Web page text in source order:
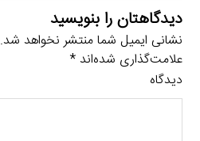
دیدگاهتان را بنویسید
نشانی ایمیل شما منتشر نخواهد شد.
علامت‌گذاری شده‌اند*
دیدگاه